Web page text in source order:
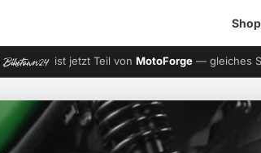
Shop
ist jetzt Teil vonMotoForge — gleiches